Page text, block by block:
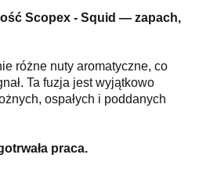
Scopex - Squid — zapach,
różne nuty aromatyczne, co
Ta fuzja jest wyjątkowo
ospałych i poddanych
praca.